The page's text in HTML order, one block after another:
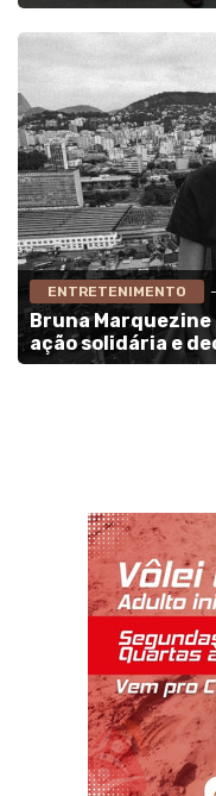
ENTRETENIMENTO
Bruna
ação solidária e